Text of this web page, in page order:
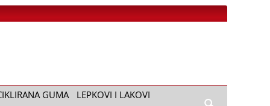
GUMA
LEPKOVI I LAKOVI